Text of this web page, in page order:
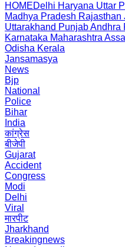
HOMEDelhi Haryana Uttar
Madhya Pradesh Rajasthan
Uttarakhand PunjabAndhra
Karnataka Maharashtra
Odisha Kerala
Jansamasya
News
Bjp
National
Police
Bihar
India
कांग्रेस
बीजेपी
Gujarat
Accident
Congress
Modi
Delhi
Viral
मारपीट
Jharkhand
Breakingnews